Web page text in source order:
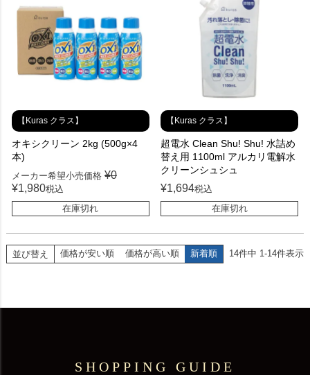
【Kuras クラス】
オキシクリーン 2kg (500g×4
本)
メーカー希望小売価格 ¥0
¥1,980税込
在庫切れ
【Kuras クラス】
超電水 Clean Shu! Shu! 水詰め
替え用 1100ml アルカリ電解水
クリーンシュシュ
¥1,694税込
在庫切れ
並び替え 価格が安い順 価格が高い順 新着順 14件中 1-14件表示
SHOPPING GUIDE